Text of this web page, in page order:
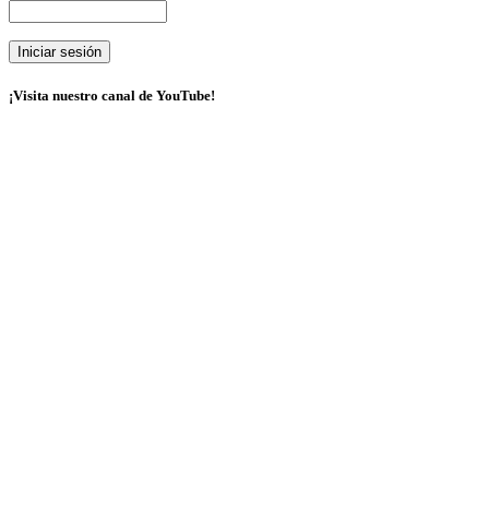
¡Visita nuestro canal de YouTube!